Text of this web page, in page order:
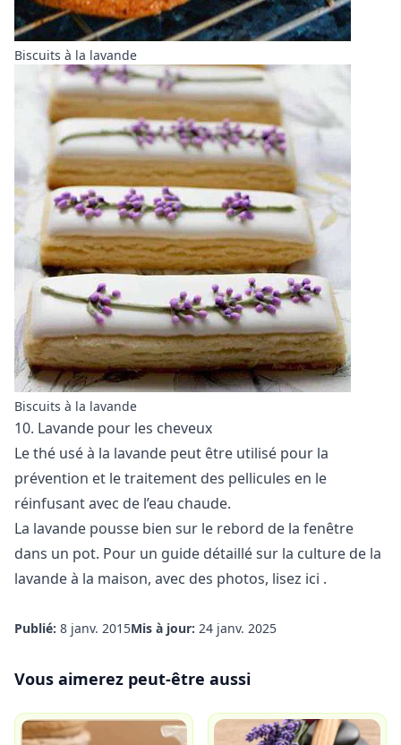
Biscuits à la lavande
Biscuits à la lavande
10. Lavande pour les cheveux
Le thé usé à la lavande peut être utilisé pour la
prévention et le traitement des pellicules en le
réinfusant avec de l’eau chaude.
La lavande pousse bien sur le rebord de la fenêtre
dans un pot. Pour un guide détaillé sur la culture de la
lavande à la maison, avec des photos, lisez ici .
Publié: 8 janv. 2015Mis à jour: 24 janv. 2025
Vous aimerez peut-être aussi